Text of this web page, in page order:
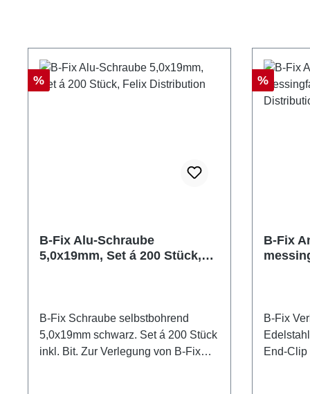
Rabatt
%
B-Fix Alu-Schraube
5,0x19mm, Set á 200 Stück,
B-Fix Schraube selbstbohrend
5,0x19mm schwarz. Set á 200 Stück
inkl. Bit. Zur Verlegung von B-Fix
Rabatt
%
B-Fix
B-Fix
End-